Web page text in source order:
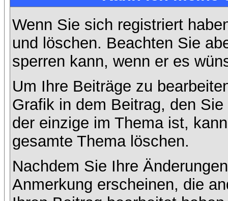
Wenn Sie sich registriert
und löschen. Beachten Sie
sperren kann, wenn er es
Um Ihre Beiträge zu
Grafik in dem Beitrag, den
der einzige im Thema ist,
gesamte Thema löschen.
Nachdem Sie Ihre
Anmerkung erscheinen, die